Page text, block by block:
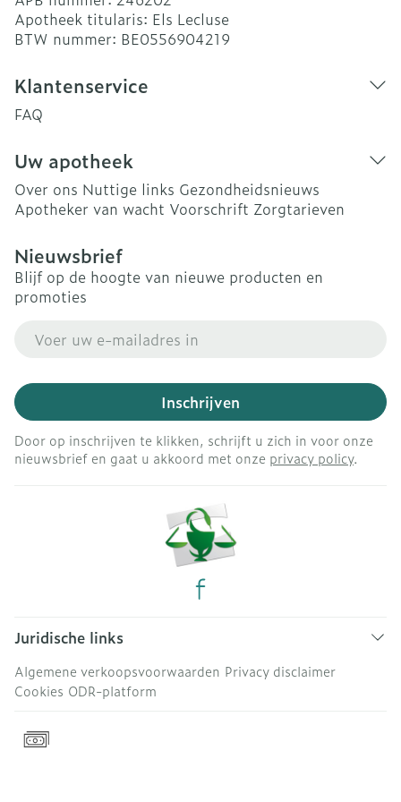
Apotheek titularis: Els Lecluse
BTW nummer: BE0556904219
Klantenservice
FAQ
Uw apotheek
Over ons Nuttige links Gezondheidsnieuws
Apotheker van wacht Voorschrift Zorgtarieven
Nieuwsbrief
Blijf op de hoogte van nieuwe producten en
promoties
Inschrijven
Door op inschrijven te klikken, schrijft u zich in voor onze
nieuwsbrief en gaat u akkoord met onze privacy policy.
Juridische links
Algemene verkoopsvoorwaarden Privacy disclaimer
Cookies ODR-platform